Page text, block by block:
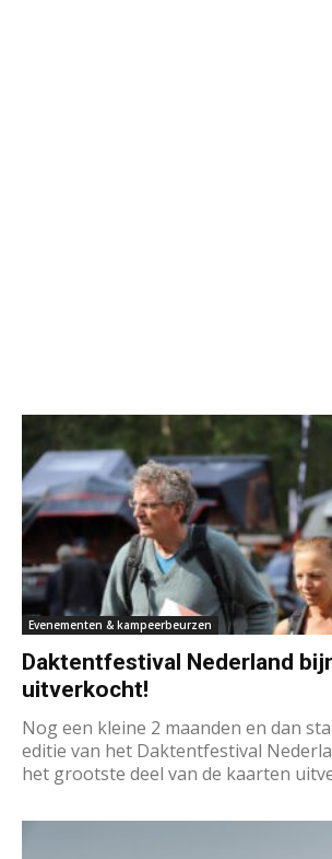
Evenementen & kampeerbeurzen
Daktentfestival Nederland
uitverkocht!
Nog een kleine 2 maanden en dan
editie van het Daktentfestival
het grootste deel van de kaarten